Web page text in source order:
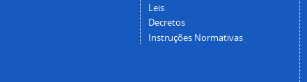
Leis
Decretos
Instruções Normativas